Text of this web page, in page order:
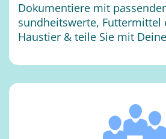
Do­ku­men­tie­re mit
sund­heits­wer­te, Fut­ter­mit­tel
Haus­tier & tei­le Sie mit